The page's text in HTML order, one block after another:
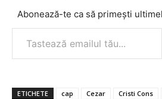
Abonează-te ca să primești
Tastează emailul tău...
ETICHETE cap Cezar Cristi Cons